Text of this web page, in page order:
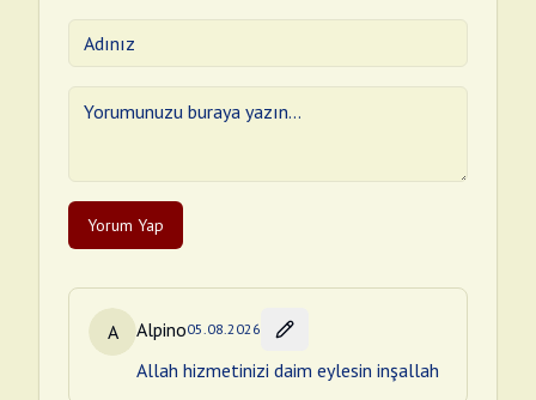
Yorum Yap
A Alpino05.08.2026
Allah hizmetinizi daim eylesin inşallah